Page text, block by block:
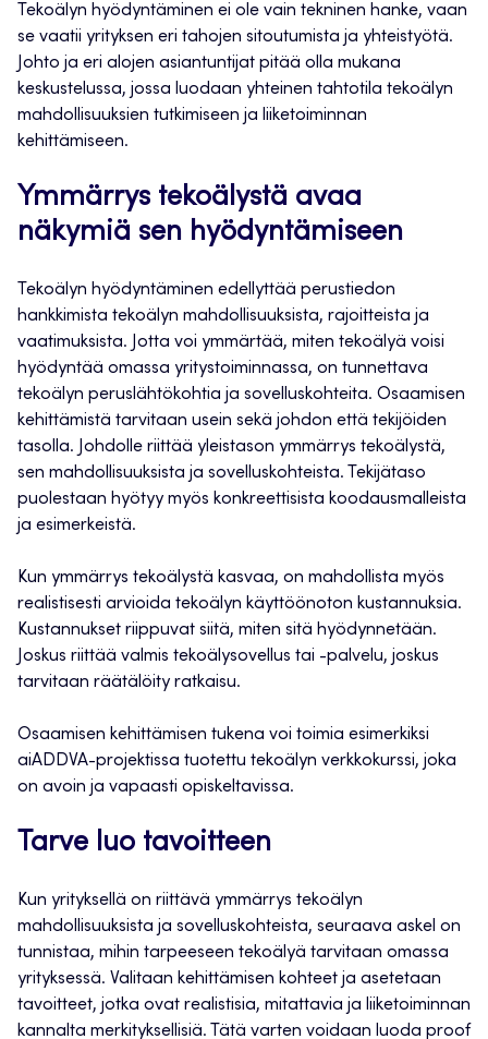
Tekoälyn hyödyntäminen ei ole vain tekninen hanke, vaan
se vaatii yrityksen eri tahojen sitoutumista ja yhteistyötä.
Johto ja eri alojen asiantuntijat pitää olla mukana
keskustelussa, jossa luodaan yhteinen tahtotila tekoälyn
mahdollisuuksien tutkimiseen ja liiketoiminnan
kehittämiseen.
Ymmärrys tekoälystä avaa
näkymiä sen hyödyntämiseen
Tekoälyn hyödyntäminen edellyttää perustiedon
hankkimista tekoälyn mahdollisuuksista, rajoitteista ja
vaatimuksista. Jotta voi ymmärtää, miten tekoälyä voisi
hyödyntää omassa yritystoiminnassa, on tunnettava
tekoälyn peruslähtökohtia ja sovelluskohteita. Osaamisen
kehittämistä tarvitaan usein sekä johdon että tekijöiden
tasolla. Johdolle riittää yleistason ymmärrys tekoälystä,
sen mahdollisuuksista ja sovelluskohteista. Tekijätaso
puolestaan hyötyy myös konkreettisista koodausmalleista
ja esimerkeistä.
Kun ymmärrys tekoälystä kasvaa, on mahdollista myös
realistisesti arvioida tekoälyn käyttöönoton kustannuksia.
Kustannukset riippuvat siitä, miten sitä hyödynnetään.
Joskus riittää valmis tekoälysovellus tai -palvelu, joskus
tarvitaan räätälöity ratkaisu.
Osaamisen kehittämisen tukena voi toimia esimerkiksi
aiADDVA-projektissa tuotettu tekoälyn verkkokurssi, joka
on avoin ja vapaasti opiskeltavissa.
Tarve luo tavoitteen
Kun yrityksellä on riittävä ymmärrys tekoälyn
mahdollisuuksista ja sovelluskohteista, seuraava askel on
tunnistaa, mihin tarpeeseen tekoälyä tarvitaan omassa
yrityksessä. Valitaan kehittämisen kohteet ja asetetaan
tavoitteet, jotka ovat realistisia, mitattavia ja liiketoiminnan
kannalta merkityksellisiä. Tätä varten voidaan luoda proof